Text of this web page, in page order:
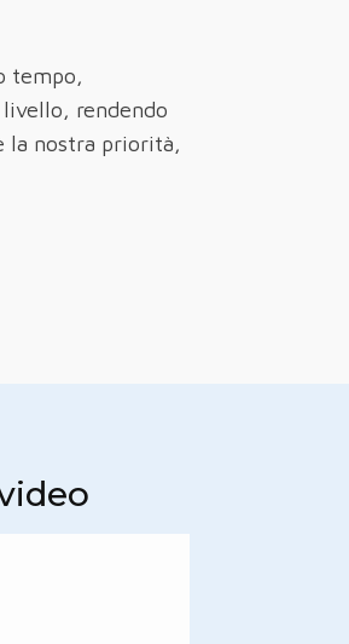
tempo,
rendendo
la nostra priorità,